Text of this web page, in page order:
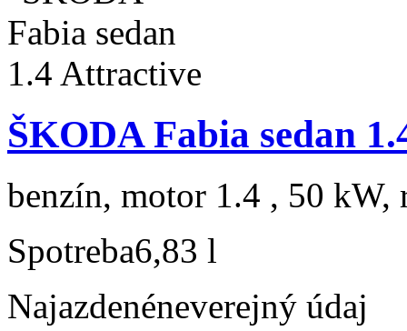
ŠKODA Fabia sedan
benzín, motor 1.4 , 50 kW,
Spotreba6,83 l
Najazdenéneverejný údaj